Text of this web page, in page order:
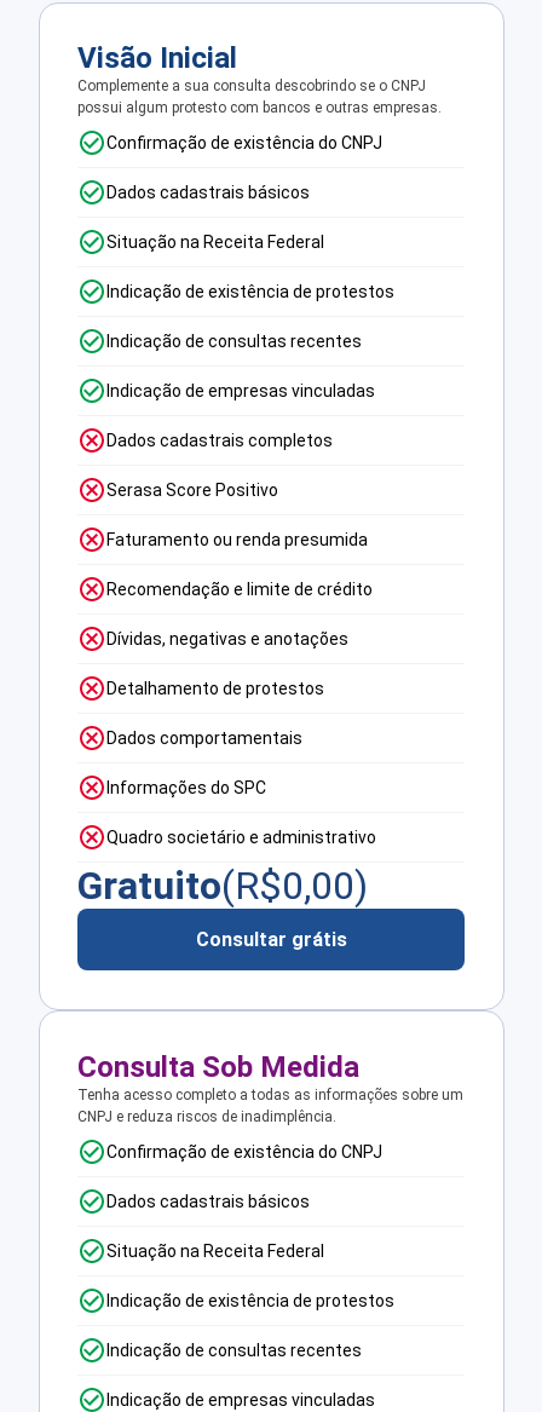
Visão Inicial
Complemente a sua consulta descobrindo se o CNPJ
possui algum protesto com bancos e outras empresas.
Confirmação de existência do CNPJ
Dados cadastrais básicos
Situação na Receita Federal
Indicação de existência de protestos
Indicação de consultas recentes
Indicação de empresas vinculadas
Dados cadastrais completos
Serasa Score Positivo
Faturamento ou renda presumida
Recomendação e limite de crédito
Dívidas, negativas e anotações
Detalhamento de protestos
Dados comportamentais
Informações do SPC
Quadro societário e administrativo
Gratuito(R$0,00)
Consultar grátis
Consulta Sob Medida
Tenha acesso completo a todas as informações sobre um
CNPJ e reduza riscos de inadimplência.
Confirmação de existência do CNPJ
Dados cadastrais básicos
Situação na Receita Federal
Indicação de existência de protestos
Indicação de consultas recentes
Indicação de empresas vinculadas